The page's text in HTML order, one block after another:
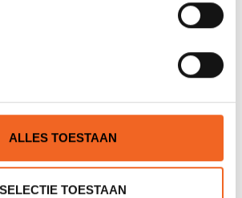
ALLES TOESTAAN
SELECTIE TOESTAAN
KAJAK WATERDICHTE TAS
5 LTR, PVC